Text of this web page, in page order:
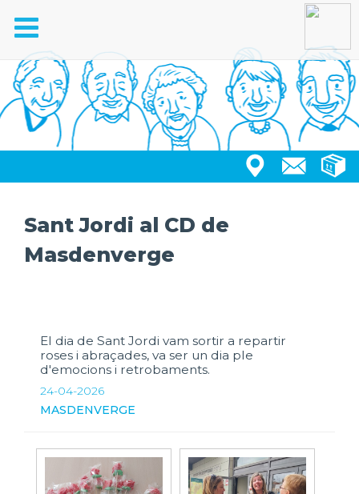
Toggle
navigation
Sant Jordi al CD de
Masdenverge
El dia de Sant Jordi vam sortir a repartir
roses i abraçades, va ser un dia ple
d'emocions i retrobaments.
24-04-2026
MASDENVERGE